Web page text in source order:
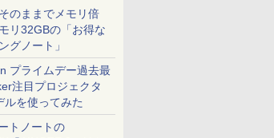
のままでメモリ倍
リ32GBの「お得な
グノート」
プライムデー過去最
注目プロジェクタ
ルを使ってみた
トノートの